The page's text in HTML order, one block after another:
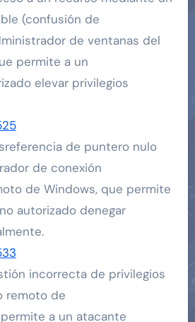
(confusión de
de ventanas del
permite a un
elevar privilegios
de puntero nulo
de conexión
de Windows, que permite
autorizado denegar
incorrecta de privilegios
remoto de
a un atacante